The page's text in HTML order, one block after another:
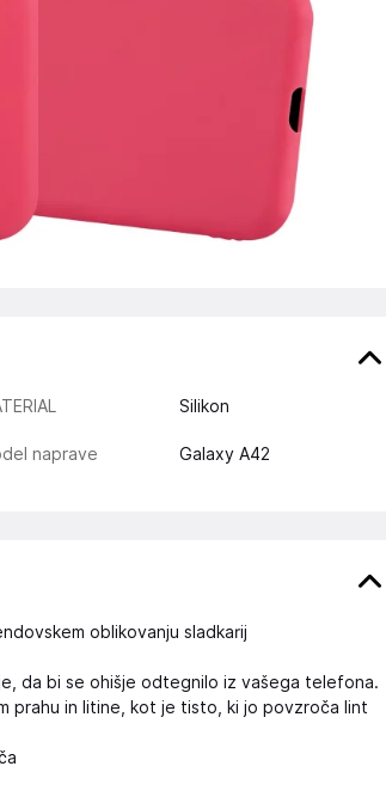
Silikon
naprave Galaxy A42
oblikovanju sladkarij
da bi se ohišje odtegnilo iz vašega telefona.
prahu in litine, kot je tisto, ki jo povzroča lint